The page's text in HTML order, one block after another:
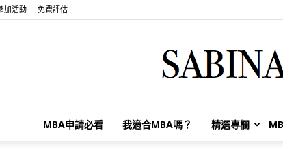
加活動 免費評估
MBA申請必看 我適合MBA嗎？ 精選專欄